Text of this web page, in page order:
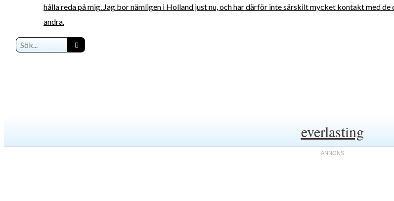
hålla reda på mig. Jag bor nämligen i Holland just nu, och har därför inte särskilt mycket kontakt med
andra.
everlasting